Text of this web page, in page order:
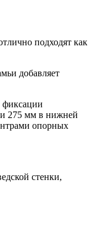
подходят как
добавляет
фиксации
и 275 мм в нижней
опорных
стенки,